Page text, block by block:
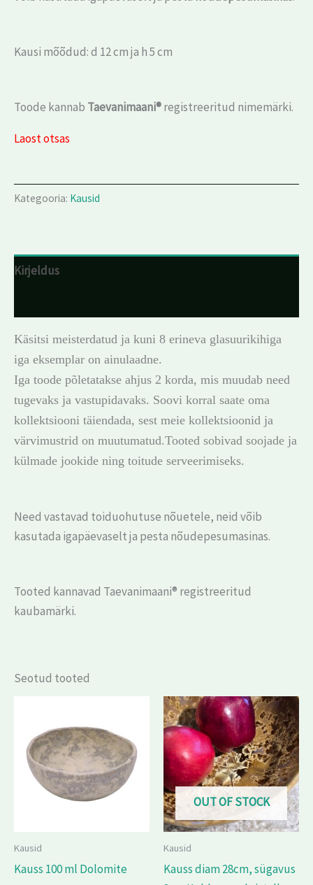
Kausi mõõdud: d 12 cm ja h 5 cm
Toode kannab Taevanimaani®registreeritud nimemärki.
Laost otsas
Kategooria: Kausid
Kirjeldus
Käsitsi meisterdatud ja kuni 8 erineva glasuurikihiga
iga eksemplar on ainulaadne.
Iga toode põletatakse ahjus 2 korda, mis muudab need
tugevaks ja vastupidavaks. Soovi korral saate oma
kollektsiooni täiendada, sest meie kollektsioonid ja
värvimustrid on muutumatud.Tooted sobivad soojade ja
külmade jookide ning toitude serveerimiseks.
Need vastavad toiduohutuse nõuetele, neid võib
kasutada igapäevaselt ja pesta nõudepesumasinas.
Tooted kannavad Taevanimaani® registreeritud
kaubamärki.
Seotud tooted
Kausid
Kauss 100 ml Dolomite
OUT OF STOCK
Kausid
Kauss diam 28cm, sügavus